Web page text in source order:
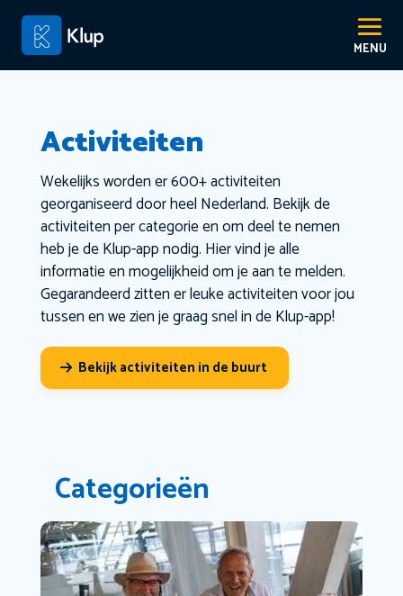
Activiteiten
Wekelijks worden er 600+ activiteiten
georganiseerd door heel Nederland. Bekijk de
activiteiten per categorie en om deel te nemen
heb je de Klup-app nodig. Hier vind je alle
informatie en mogelijkheid om je aan te melden.
Gegarandeerd zitten er leuke activiteiten voor jou
tussen en we zien je graag snel in de Klup-app!
Bekijk activiteiten in de buurt
Categorieën